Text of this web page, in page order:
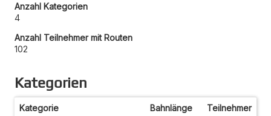
Anzahl Kategorien
4
Anzahl Teilnehmer mit Routen
102
Kategorien
Kategorie Bahnlänge Teilnehmer